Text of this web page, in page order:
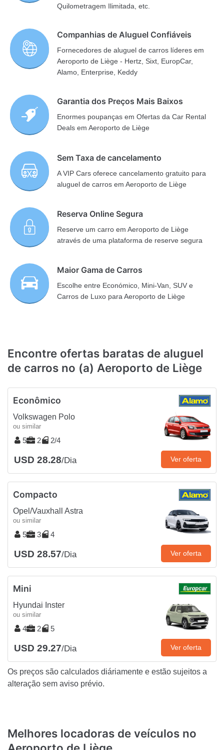
Quilometragem Ilimitada, etc.
Companhias de Aluguel Confiáveis
Fornecedores de aluguel de carros líderes em
Aeroporto de Liège - Hertz, Sixt, EuropCar,
Alamo, Enterprise, Keddy
Garantia dos Preços Mais Baixos
Enormes poupanças em Ofertas da Car Rental
Deals em Aeroporto de Liège
Sem Taxa de cancelamento
A VIP Cars oferece cancelamento gratuito para
aluguel de carros em Aeroporto de Liège
Reserva Online Segura
Reserve um carro em Aeroporto de Liège
através de uma plataforma de reserve segura
Maior Gama de Carros
Escolhe entre Económico, Mini-Van, SUV e
Carros de Luxo para Aeroporto de Liège
Encontre ofertas baratas de aluguel
de carros no (a) Aeroporto de Liège
Econômico
Volkswagen Polo
ou similar
5 2 2/4
USD 28.28/Dia Ver oferta
Compacto
Opel/Vauxhall Astra
ou similar
5 3 4
USD 28.57/Dia Ver oferta
Mini
Hyundai Inster
ou similar
4 2 5
USD 29.27/Dia Ver oferta
Os preços são calculados diáriamente e estão sujeitos a
alteração sem aviso prévio.
Melhores locadoras de veículos no